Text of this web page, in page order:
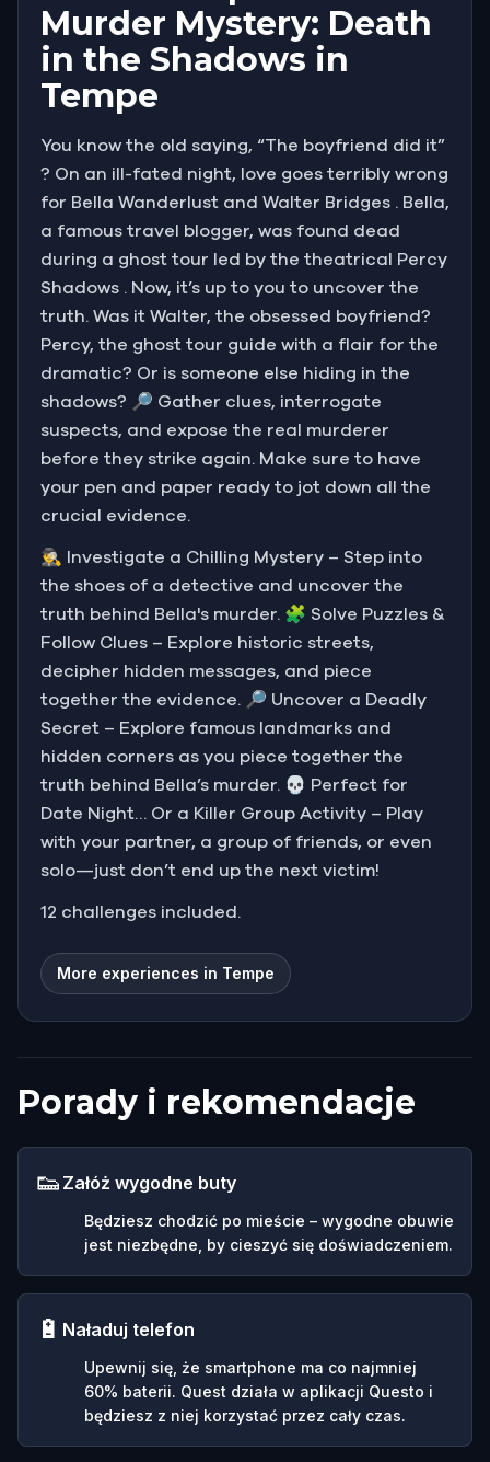
Murder Mystery: Death
in the Shadows in
Tempe
You know the old saying, “The boyfriend did it”
? On an ill-fated night, love goes terribly wrong
for Bella Wanderlust and Walter Bridges . Bella,
a famous travel blogger, was found dead
during a ghost tour led by the theatrical Percy
Shadows . Now, it’s up to you to uncover the
truth. Was it Walter, the obsessed boyfriend?
Percy, the ghost tour guide with a flair for the
dramatic? Or is someone else hiding in the
shadows? 🔎 Gather clues, interrogate
suspects, and expose the real murderer
before they strike again. Make sure to have
your pen and paper ready to jot down all the
crucial evidence.
🕵️‍♂️ Investigate a Chilling Mystery – Step into
the shoes of a detective and uncover the
truth behind Bella's murder. 🧩 Solve Puzzles &
Follow Clues – Explore historic streets,
decipher hidden messages, and piece
together the evidence. 🔎 Uncover a Deadly
Secret – Explore famous landmarks and
hidden corners as you piece together the
truth behind Bella’s murder. 💀 Perfect for
Date Night… Or a Killer Group Activity – Play
with your partner, a group of friends, or even
solo—just don’t end up the next victim!
12 challenges included.
More experiences in Tempe
Porady i rekomendacje
👟 Załóż wygodne buty
Będziesz chodzić po mieście – wygodne obuwie
jest niezbędne, by cieszyć się doświadczeniem.
🔋 Naładuj telefon
Upewnij się, że smartphone ma co najmniej
60% baterii. Quest działa w aplikacji Questo i
będziesz z niej korzystać przez cały czas.